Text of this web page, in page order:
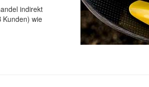
indirekt
Kunden) wie